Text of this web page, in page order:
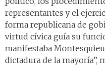
representantes y el
forma republicana de
virtud cívica guía su
manifestaba
dictadura de la mayoría”,